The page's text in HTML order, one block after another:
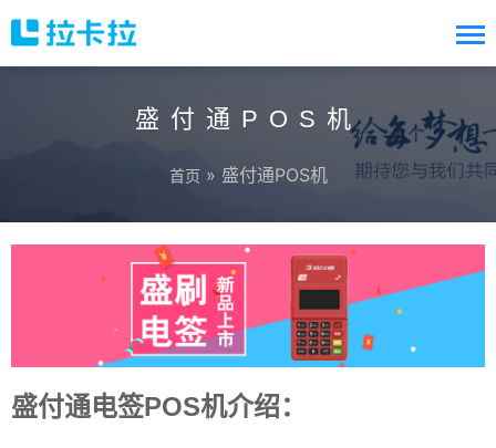
盛付通POS机
首页 » 盛付通POS机
盛付通电签POS机介绍：